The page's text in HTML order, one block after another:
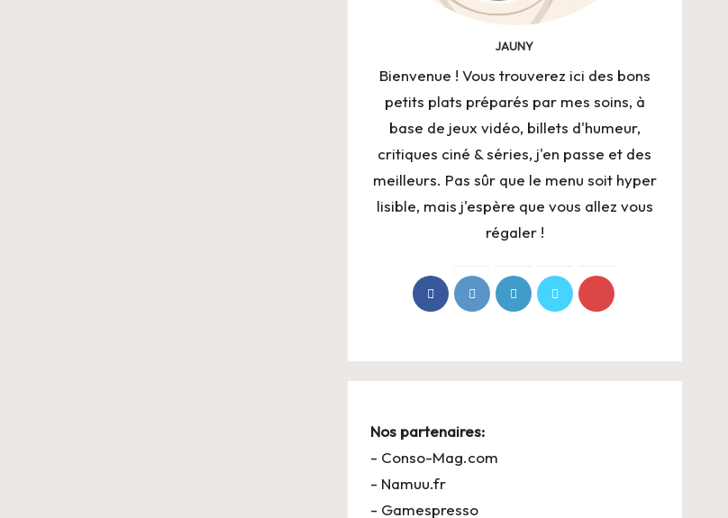
JAUNY
Bienvenue ! Vous trouverez ici des bons
petits plats préparés par mes soins, à
base de jeux vidéo, billets d'humeur,
critiques ciné & séries, j'en passe et des
meilleurs. Pas sûr que le menu soit hyper
lisible, mais j'espère que vous allez vous
régaler !
Nos partenaires:
- Conso-Mag.com
- Namuu.fr
- Gamespresso